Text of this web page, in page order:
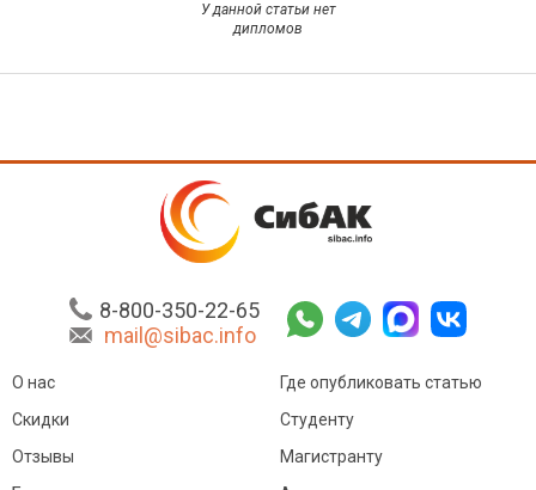
У данной статьи нет
дипломов
8-800-350-22-65
mail@sibac.info
О нас
Скидки
Отзывы
Где опубликовать статью
Студенту
Магистранту